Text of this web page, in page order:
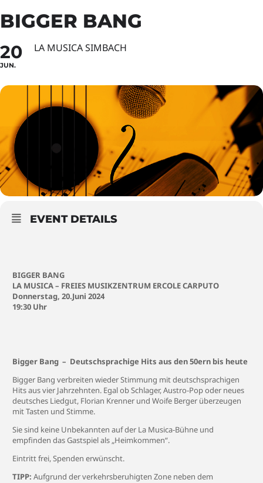
BIGGER BANG
20
JUN.
LA MUSICA SIMBACH
EVENT DETAILS
BIGGER BANG
LA MUSICA – FREIES MUSIKZENTRUM ERCOLE CARPUTO
Donnerstag, 20.Juni 2024
19:30 Uhr
Bigger Bang – Deutschsprachige Hits aus den 50ern bis heute
Bigger Bang verbreiten wieder Stimmung mit deutschsprachigen
Hits aus vier Jahrzehnten. Egal ob Schlager, Austro-Pop oder neues
deutsches Liedgut, Florian Krenner und Woife Berger überzeugen
mit Tasten und Stimme.
Sie sind keine Unbekannten auf der La Musica-Bühne und
empfinden das Gastspiel als „Heimkommen“.
Eintritt frei, Spenden erwünscht.
TIPP: Aufgrund der verkehrsberuhigten Zone neben dem